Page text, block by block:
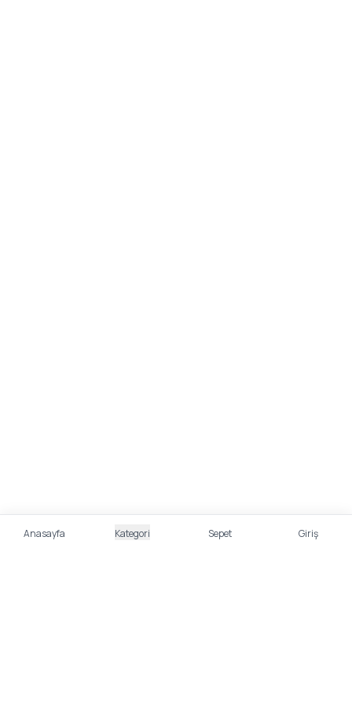
Anasayfa Kategori Sepet Giriş